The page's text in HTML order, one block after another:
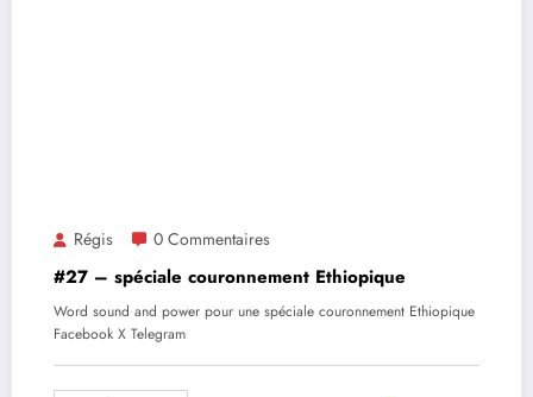
Régis 0 Commentaires
#27 – spéciale couronnement Ethiopique
Word sound and power pour une spéciale couronnement Ethiopique
Facebook X Telegram